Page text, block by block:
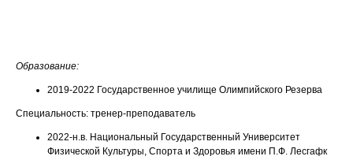
Образование:
2019-2022 Государственное училище Олимпийского Резерва
Специальность: тренер-преподаватель
2022-н.в. Национальный Государственный Университет
Физической Культуры, Спорта и Здоровья имени П.Ф. Лесгафк